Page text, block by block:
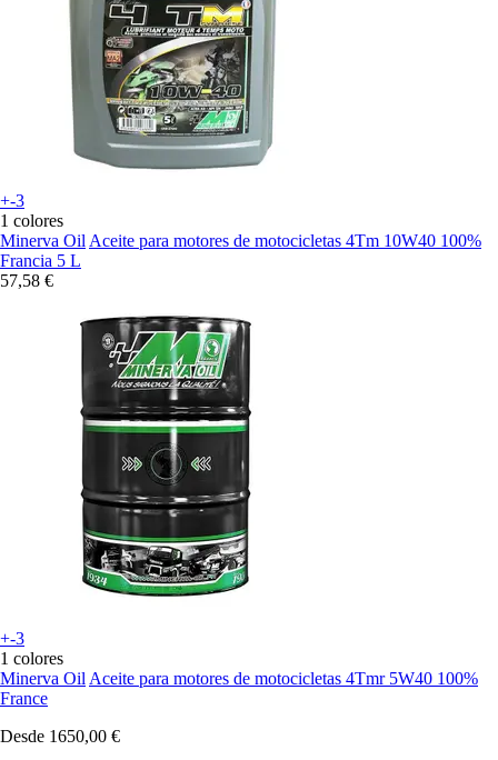
+-3
1 colores
Minerva Oil Aceite para motores de motocicletas 4Tm 10W40 100%
Francia 5 L
57,58 €
+-3
1 colores
Minerva Oil Aceite para motores de motocicletas 4Tmr 5W40 100%
France
Desde 1650,00 €